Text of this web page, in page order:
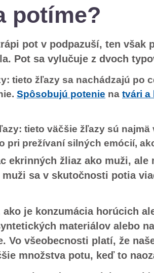
potíme?
pot v podpazuší, ten však
Pot sa vylučuje z dvoch
tieto žľazy sa nachádzajú po
Spôsobujú potenie na tvári a
tieto väčšie žľazy sú
pri prežívaní silných emócií,
ekrinných žliaz ako muži,
muži sa v skutočnosti potia
je konzumácia horúcich
materiálov alebo
Vo všeobecnosti platí, že
množstva potu, keď to